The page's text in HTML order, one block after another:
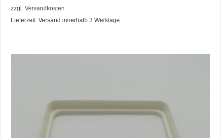
zzgl.Versandkosten
Lieferzeit:Versand innerhalb 3 Werktage